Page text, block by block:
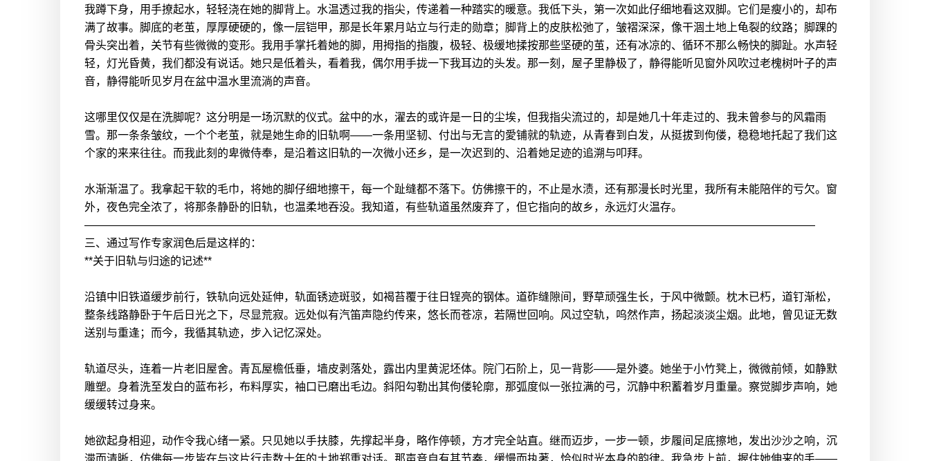
我蹲下身，用手撩起水，轻轻浇在她的脚背上。水温透过我的指尖，传递着一种踏实的暖意。我低下头，第一次如此仔细地看这双脚。它们是瘦小的，却布
满了故事。脚底的老茧，厚厚硬硬的，像一层铠甲，那是长年累月站立与行走的勋章；脚背上的皮肤松弛了，皱褶深深，像干涸土地上龟裂的纹路；脚踝的
骨头突出着，关节有些微微的变形。我用手掌托着她的脚，用拇指的指腹，极轻、极缓地揉按那些坚硬的茧，还有冰凉的、循环不那么畅快的脚趾。水声轻
轻，灯光昏黄，我们都没有说话。她只是低着头，看着我，偶尔用手拢一下我耳边的头发。那一刻，屋子里静极了，静得能听见窗外风吹过老槐树叶子的声
音，静得能听见岁月在盆中温水里流淌的声音。
这哪里仅仅是在洗脚呢？这分明是一场沉默的仪式。盆中的水，濯去的或许是一日的尘埃，但我指尖流过的，却是她几十年走过的、我未曾参与的风霜雨
雪。那一条条皱纹，一个个老茧，就是她生命的旧轨啊——一条用坚韧、付出与无言的愛铺就的轨迹，从青春到白发，从挺拔到佝偻，稳稳地托起了我们这
个家的来来往往。而我此刻的卑微侍奉，是沿着这旧轨的一次微小还乡，是一次迟到的、沿着她足迹的追溯与叩拜。
水渐渐温了。我拿起干软的毛巾，将她的脚仔细地擦干，每一个趾缝都不落下。仿佛擦干的，不止是水渍，还有那漫长时光里，我所有未能陪伴的亏欠。窗
外，夜色完全浓了，将那条静卧的旧轨，也温柔地吞没。我知道，有些轨道虽然废弃了，但它指向的故乡，永远灯火温存。
——————————————————————————————————————————————————————————————————
三、通过写作专家润色后是这样的：
**关于旧轨与归途的记述**
沿镇中旧铁道缓步前行，铁轨向远处延伸，轨面锈迹斑驳，如褐苔覆于往日锃亮的钢体。道砟缝隙间，野草顽强生长，于风中微颤。枕木已朽，道钉渐松，
整条线路静卧于午后日光之下，尽显荒寂。远处似有汽笛声隐约传来，悠长而苍凉，若隔世回响。风过空轨，呜然作声，扬起淡淡尘烟。此地，曾见证无数
送别与重逢；而今，我循其轨迹，步入记忆深处。
轨道尽头，连着一片老旧屋舍。青瓦屋檐低垂，墙皮剥落处，露出内里黄泥坯体。院门石阶上，见一背影——是外婆。她坐于小竹凳上，微微前倾，如静默
雕塑。身着洗至发白的蓝布衫，布料厚实，袖口已磨出毛边。斜阳勾勒出其佝偻轮廓，那弧度似一张拉满的弓，沉静中积蓄着岁月重量。察觉脚步声响，她
缓缓转过身来。
她欲起身相迎，动作令我心绪一紧。只见她以手扶膝，先撑起半身，略作停顿，方才完全站直。继而迈步，一步一顿，步履间足底擦地，发出沙沙之响，沉
滞而清晰，仿佛每一步皆在与这片行走数十年的土地郑重对话。那声音自有其节奏，缓慢而执著，恰似时光本身的韵律。我急步上前，握住她伸来的手——